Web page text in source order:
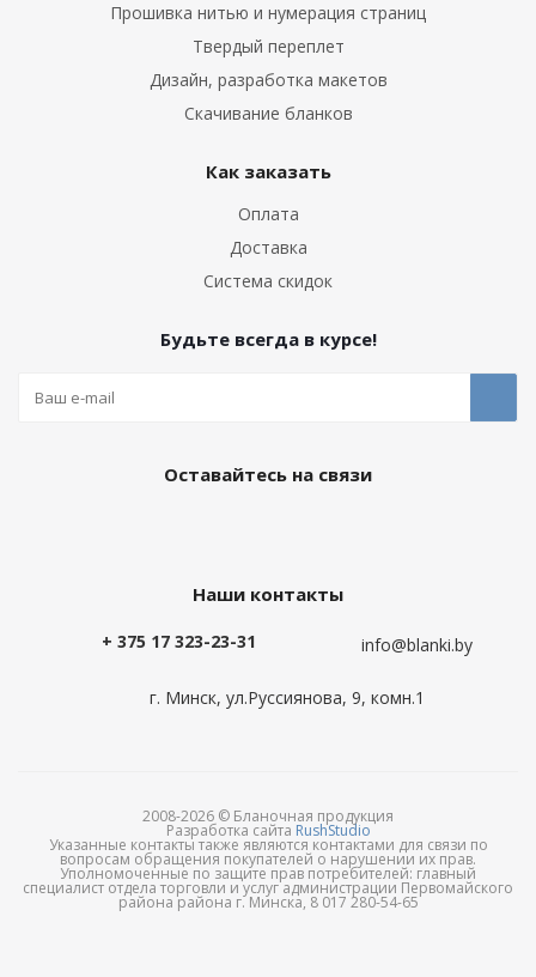
Прошивка нитью и нумерация страниц
Твердый переплет
Дизайн, разработка макетов
Скачивание бланков
Как заказать
Оплата
Доставка
Система скидок
Будьте всегда в курсе!
Оставайтесь на связи
Наши контакты
+ 375 17 323-23-31 info@blanki.by
г. Минск, ул.Руссиянова, 9, комн.1
2008-2026 © Бланочная продукция
Разработка сайта RushStudio
Указанные контакты также являются контактами для связи по
вопросам обращения покупателей о нарушении их прав.
Уполномоченные по защите прав потребителей: главный
специалист отдела торговли и услуг администрации Первомайского
района района г. Минска, 8 017 280-54-65